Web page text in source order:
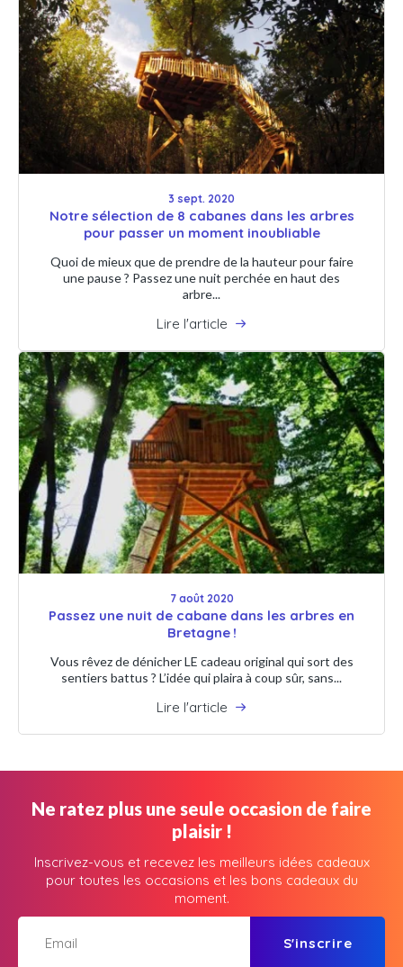
3 sept. 2020
Notre sélection de 8 cabanes dans les arbres
pour passer un moment inoubliable
Quoi de mieux que de prendre de la hauteur pour faire
une pause ? Passez une nuit perchée en haut des
arbre...
Lire l'article
7 août 2020
Passez une nuit de cabane dans les arbres en
Bretagne !
Vous rêvez de dénicher LE cadeau original qui sort des
sentiers battus ? L’idée qui plaira à coup sûr, sans...
Lire l'article
Ne ratez plus une seule occasion de faire
plaisir !
Inscrivez-vous et recevez les meilleurs idées cadeaux
pour toutes les occasions et les bons cadeaux du
moment.
S'inscrire